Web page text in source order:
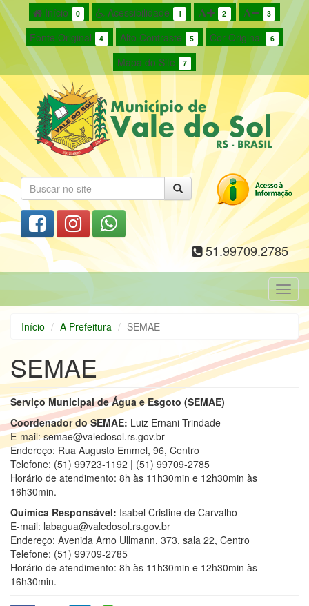
Início 0 Acessibilidade 1 2 3
Fonte Original 4 Alto Contraste 5 Cor Original 6
Mapa do Site 7
51.99709.2785
Início A Prefeitura SEMAE
SEMAE
Serviço Municipal de Água e Esgoto (SEMAE)
Coordenador do SEMAE: Luiz Ernani Trindade
E-mail: semae@valedosol.rs.gov.br
Endereço: Rua Augusto Emmel, 96, Centro
Telefone: (51) 99723-1192 | (51) 99709-2785
Horário de atendimento: 8h às 11h30min e 12h30min às
16h30min.
Química Responsável: Isabel Cristine de Carvalho
E-mail: labagua@valedosol.rs.gov.br
Endereço: Avenida Arno Ullmann, 373, sala 22, Centro
Telefone: (51) 99709-2785
Horário de atendimento: 8h às 11h30min e 12h30min às
16h30min.